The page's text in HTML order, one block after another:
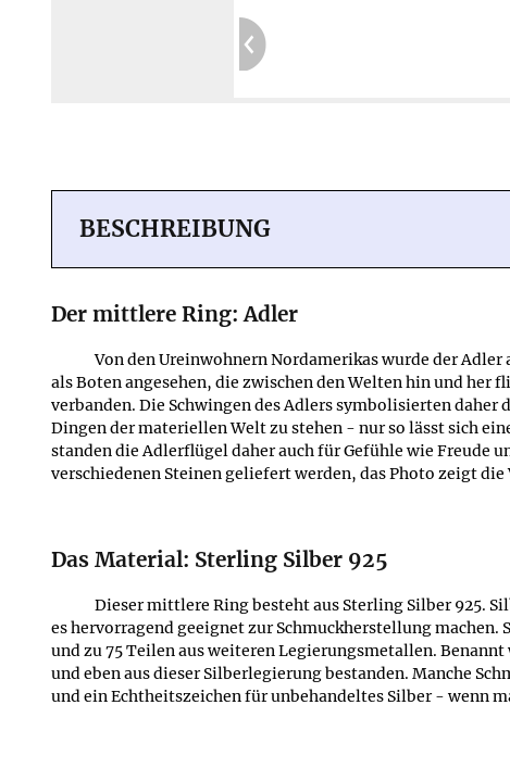
BESCHREIBUNG
Der mittlere Ring: Adler
Von den Ureinwohnern Nordamerikas wurde der
als Boten angesehen, die zwischen den Welten hin und her
verbanden. Die Schwingen des Adlers symbolisierten
Dingen der materiellen Welt zu stehen - nur so lässt sich
standen die Adlerflügel daher auch für Gefühle wie Freude
verschiedenen Steinen geliefert werden, das Photo zeigt
Das Material: Sterling Silber 925
Dieser mittlere Ring besteht aus Sterling Silber 925.
es hervorragend geeignet zur Schmuckherstellung
und zu 75 Teilen aus weiteren Legierungsmetallen.
und eben aus dieser Silberlegierung bestanden. Manche
und ein Echtheitszeichen für unbehandeltes Silber - wenn